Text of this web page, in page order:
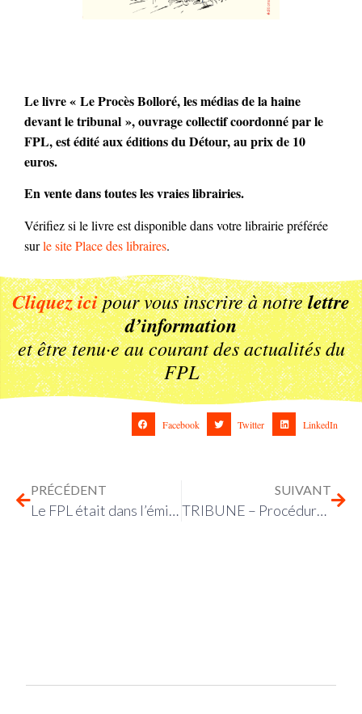
Le livre « Le Procès Bolloré, les médias de la haine
devant le tribunal », ouvrage collectif coordonné par le
FPL, est édité aux éditions du Détour, au prix de 10
euros.
En vente dans toutes les vraies librairies.
Vérifiez si le livre est disponible dans votre librairie préférée
surle site Place des libraires.
Cliquez icipour vous inscrire à notrelettre
d’information
et être tenu·e au courant des actualités du
FPL
Facebook Twitter LinkedIn
PRÉCÉDENT
Le FPL était dans l’émission « L’Atelier des médias » sur RFI
SUIVANT
TRIBUNE – Procédures-bâillons : plus que 35 jours pour agir